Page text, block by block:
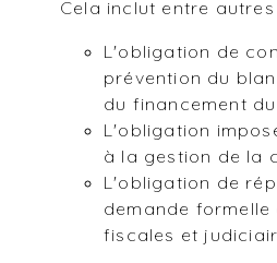
Cela inclut entre autres
L'obligation de
prévention du
du financement
L'obligation
à la gestion de la
L'obligation de
demande
fiscales et